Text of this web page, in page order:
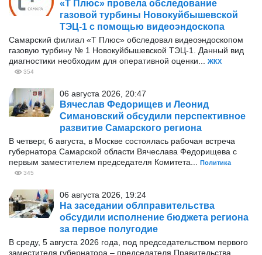
«Т Плюс» провела обследование
газовой турбины Новокуйбышевской
ТЭЦ-1 с помощью видеоэндоскопа
Самарский филиал «Т Плюс» обследовал видеоэндоскопом
газовую турбину № 1 Новокуйбышевской ТЭЦ-1. Данный вид
диагностики необходим для оперативной оценки...
ЖКХ
354
06 августа 2026, 20:47
Вячеслав Федорищев и Леонид
Симановский обсудили перспективное
развитие Самарского региона
В четверг, 6 августа, в Москве состоялась рабочая встреча
губернатора Самарской области Вячеслава Федорищева с
первым заместителем председателя Комитета...
Политика
345
06 августа 2026, 19:24
На заседании облправительства
обсудили исполнение бюджета региона
за первое полугодие
В среду, 5 августа 2026 года, под председательством первого
заместителя губернатора – председателя Правительства